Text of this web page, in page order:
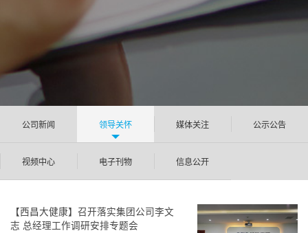
公司新闻 领导关怀 媒体关注 公示公告
视频中心 电子刊物 信息公开
【西昌大健康】召开落实集团公司李文
志 总经理工作调研安排专题会